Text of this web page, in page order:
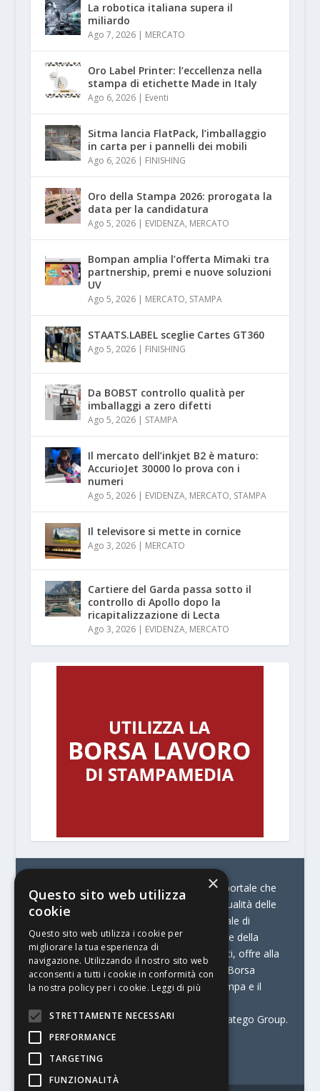
La robotica italiana supera il
miliardo
Ago 7, 2026| MERCATO
Oro Label Printer: l’eccellenza nella
stampa di etichette Made in Italy
Ago 6, 2026| Eventi
Sitma lancia FlatPack, l’imballaggio
in carta per i pannelli dei mobili
Ago 6, 2026| FINISHING
Oro della Stampa 2026: prorogata la
data per la candidatura
Ago 5, 2026| EVIDENZA, MERCATO
Bompan amplia l’offerta Mimaki tra
partnership, premi e nuove soluzioni
UV
Ago 5, 2026| MERCATO, STAMPA
STAATS.LABEL sceglie Cartes GT360
Ago 5, 2026| FINISHING
Da BOBST controllo qualità per
imballaggi a zero difetti
Ago 5, 2026| STAMPA
Il mercato dell’inkjet B2 è maturo:
AccurioJet 30000 lo prova con i
numeri
Ago 5, 2026| EVIDENZA, MERCATO, STAMPA
Il televisore si mette in cornice
Ago 3, 2026| MERCATO
Cartiere del Garda passa sotto il
controllo di Apollo dopo la
ricapitalizzazione di Lecta
Ago 3, 2026| EVIDENZA, MERCATO
© Stratego Group –
stampamedia.net è il portale che
racconta le innovazioni tecnologiche e l’attualità delle
aziende di stampa e di converting. È il portale di
riferimento per chi opera in Italia nel settore della
comunicazione stampata. Oltre ai contenuti, offre alla
propria community diversi servizi come:
la Borsa
Lavoro, la Print Connection, i Big della Stampa e il
Stampamedia.net è una delle testate di Stratego Group.
Partita IVA
×
Questo sito web utilizza
cookie
Questo sito web utilizza i cookie per
migliorare la tua esperienza di
navigazione. Utilizzando il nostro sito web
acconsenti a tutti i cookie in conformità con
la nostra policy per i cookie. Leggi di più
STRETTAMENTE NECESSARI
PERFORMANCE
TARGETING
FUNZIONALITÀ